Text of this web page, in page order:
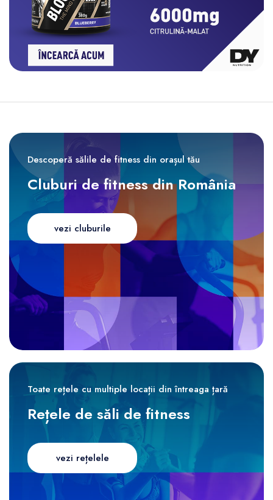
Descoperă sălile de fitness din orașul tău
Cluburi de fitness din România
vezi cluburile
Toate rețele cu multiple locații din întreaga țară
Rețele de săli de fitness
vezi rețelele